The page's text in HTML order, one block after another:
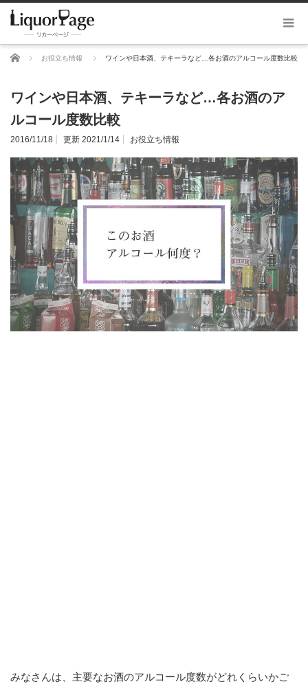
ホーム お役立ち情報 ワインや日本酒、テキーラなど…各お酒のアルコール度数比較
ワインや日本酒、テキーラなど…各お酒のア
ルコール度数比較
2016/11/18 更新 2021/1/14 お役立ち情報
みなさんは、主要なお酒のアルコール度数がどれくらいかご